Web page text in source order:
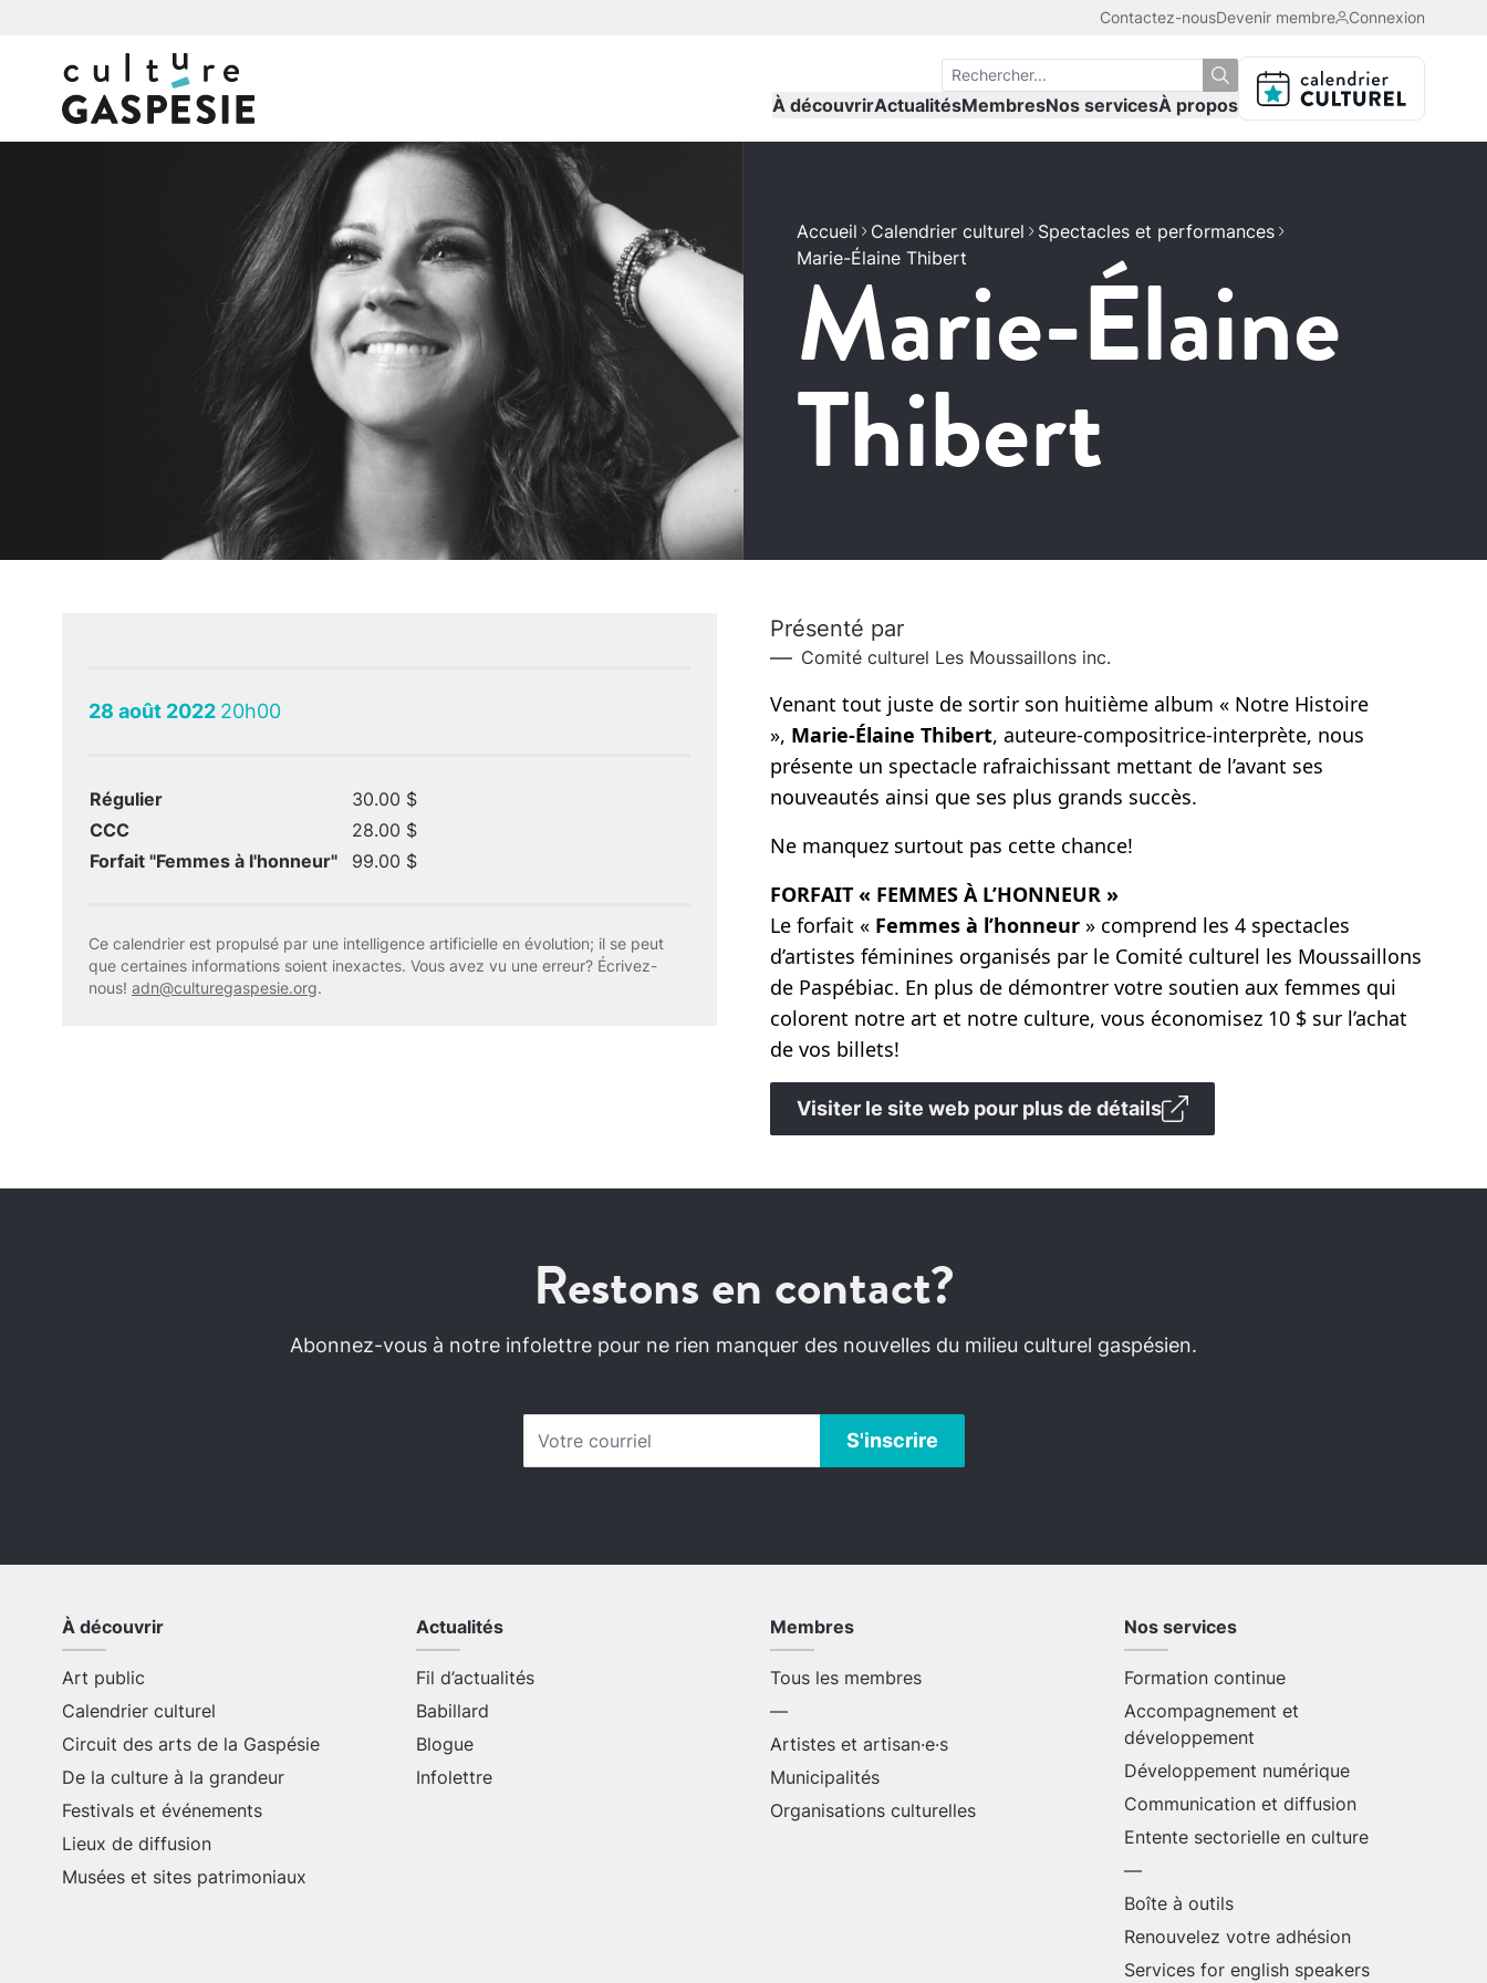
Contactez-nousDevenir membre Connexion
À découvrirActualitésMembresNos servicesÀ propos
Accueil Calendrier culturel
Spectacles et performances
Marie-Élaine Thibert
Marie-Élaine
Thibert
28 août 2022 20h00
Régulier
30.00 $
CCC
28.00 $
Forfait "Femmes à l'honneur"
99.00 $
Ce calendrier est propulsé par une intelligence artificielle en évolution; il se peut
que certaines informations soient inexactes. Vous avez vu une erreur? Écrivez-
nous! adn@culturegaspesie.org.
Présenté par
Comité culturel Les Moussaillons inc.
Venant tout juste de sortir son huitième album « Notre Histoire
», Marie-Élaine Thibert, auteure-compositrice-interprète, nous
présente un spectacle rafraichissant mettant de l’avant ses
nouveautés ainsi que ses plus grands succès.
Ne manquez surtout pas cette chance!
FORFAIT « FEMMES À L’HONNEUR »
Le forfait « Femmes à l’honneur » comprend les 4 spectacles
d’artistes féminines organisés par le Comité culturel les Moussaillons
de Paspébiac. En plus de démontrer votre soutien aux femmes qui
colorent notre art et notre culture, vous économisez 10 $ sur l’achat
de vos billets!
Visiter le site web pour plus de détails
Restons en contact?
Abonnez-vous à notre infolettre pour ne rien manquer des nouvelles du milieu culturel gaspésien.
À découvrir
Art public
Calendrier culturel
Circuit des arts de la Gaspésie
De la culture à la grandeur
Festivals et événements
Lieux de diffusion
Musées et sites patrimoniaux
Actualités
Fil d’actualités
Babillard
Blogue
Infolettre
Membres
Tous les membres
—
Artistes et artisan·e·s
Municipalités
Organisations culturelles
Nos services
Formation continue
Accompagnement et
développement
Développement numérique
Communication et diffusion
Entente sectorielle en culture
—
Boîte à outils
Renouvelez votre adhésion
Services for english speakers